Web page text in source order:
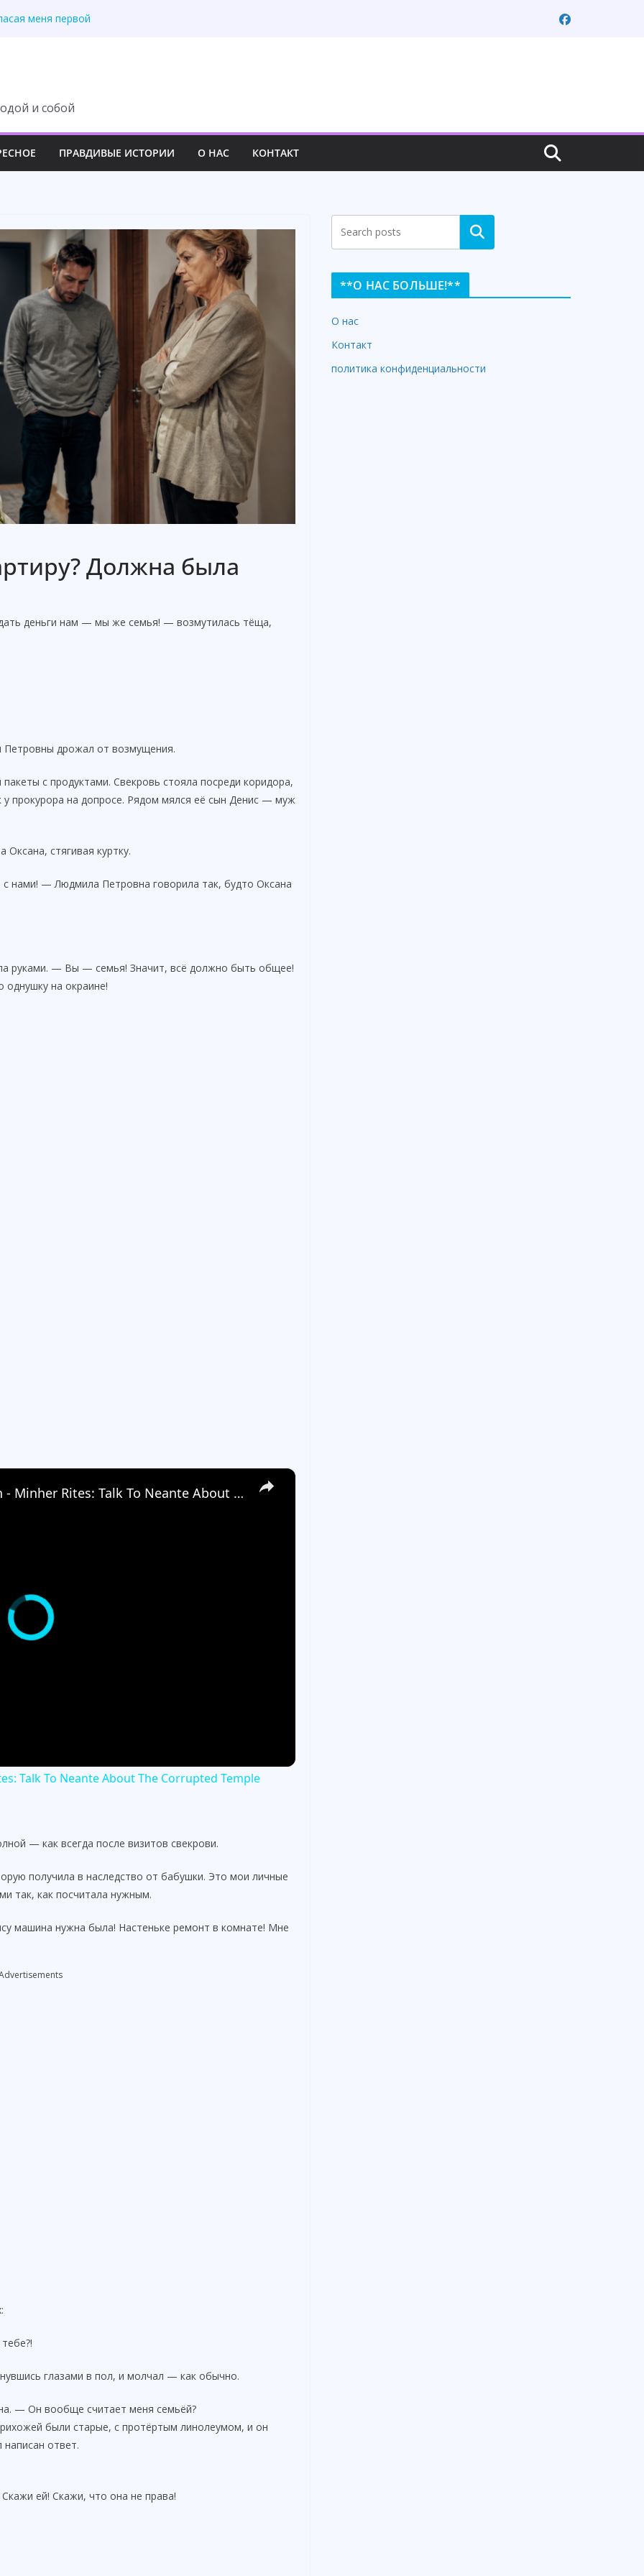
меня первой
и собой
ПРАВДИВЫЕ ИСТОРИИ О НАС КОНТАКТ
Должна была
деньги нам — мы же семья! — возмутилась тёща,
дрожал от возмущения.
с продуктами. Свекровь стояла посреди коридора,
у прокурора на допросе. Рядом мялся её сын Денис — муж
стягивая куртку.
нами! — Людмила Петровна говорила так, будто Оксана
руками. — Вы — семья! Значит, всё должно быть общее!
однушку на окраине!
×
Tainted Grail: The Fall of Avalon - Minher Rites: Talk To Neante About The Corrupted Temple Gameplay
Talk To Neante About The Corrupted Temple
— как всегда после визитов свекрови.
получила в наследство от бабушки. Это мои личные
так, как посчитала нужным.
машина нужна была! Настеньке ремонт в комнате! Мне
глазами в пол, и молчал — как обычно.
— Он вообще считает меня семьёй?
были старые, с протёртым линолеумом, и он
ответ.
ей! Скажи, что она не права!
Search
**О НАС БОЛЬШЕ!**
О нас
Контакт
политика конфиденциальности